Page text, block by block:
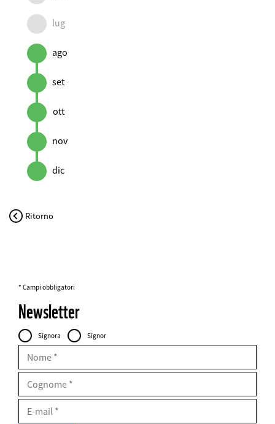
lug
ago
set
ott
nov
dic
Ritorno
* Campi obbligatori
Newsletter
FIELDSET
Personal
Data
Intestazione
Signora Signor
Nome
Cognome